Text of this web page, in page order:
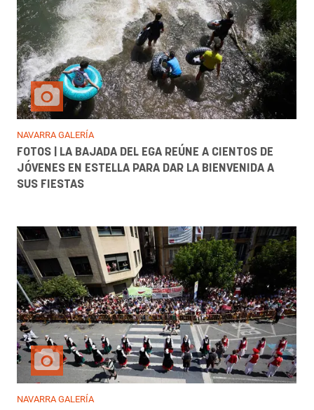
NAVARRA GALERÍA
FOTOS | LA BAJADA DEL EGA REÚNE A CIENTOS DE
JÓVENES EN ESTELLA PARA DAR LA BIENVENIDA A
SUS FIESTAS
NAVARRA GALERÍA